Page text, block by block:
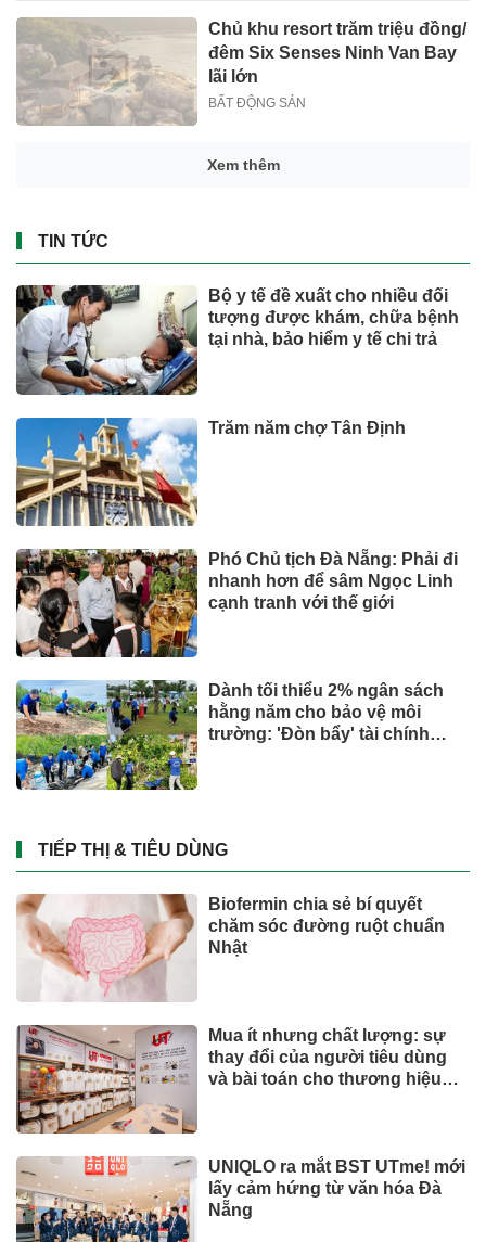
Chủ khu resort trăm triệu đồng/
đêm Six Senses Ninh Van Bay
lãi lớn
BẤT ĐỘNG SẢN
Xem thêm
TIN TỨC
Bộ y tế đề xuất cho nhiều đối
tượng được khám, chữa bệnh
tại nhà, bảo hiểm y tế chi trả
Trăm năm chợ Tân Định
Phó Chủ tịch Đà Nẵng: Phải đi
nhanh hơn để sâm Ngọc Linh
cạnh tranh với thế giới
Dành tối thiểu 2% ngân sách
hằng năm cho bảo vệ môi
trường: 'Đòn bẩy' tài chính
TIẾP THỊ & TIÊU DÙNG
Biofermin chia sẻ bí quyết
chăm sóc đường ruột chuẩn
Nhật
Mua ít nhưng chất lượng: sự
thay đổi của người tiêu dùng
và bài toán cho thương hiệu
UNIQLO ra mắt BST UTme! mới
lấy cảm hứng từ văn hóa Đà
Nẵng